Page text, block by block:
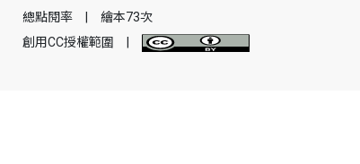
總點閱率
繪本73次
創用CC授權範圍